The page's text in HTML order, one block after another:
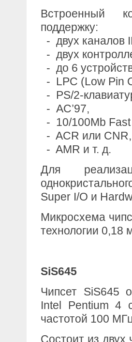
Встроенный
поддержку:
- двух каналов
- двух
- до 6
- LPC (Low Pin
- PS/2-
- AC’97,
- 10/100Mb
- ACR или CNR,
- AMR и т. д.
Для
Super I/O и
Микросхема
технологии 0,18
SiS645
Чипсет SiS645
Intel Pentium 4
частотой 100
Состоит из двух